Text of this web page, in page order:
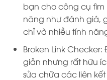
bạn cho công cụ
năng như đánh giá,
chỉ và nhiều tính
Broken Link
giản nhưng rất hữu
sửa chữa các liên